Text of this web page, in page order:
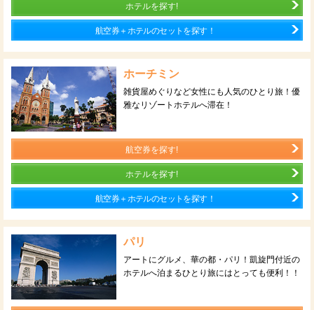
ホテルを探す!
航空券＋ホテルのセットを探す！
ホーチミン
雑貨屋めぐりなど女性にも人気のひとり旅！優
雅なリゾートホテルへ滞在！
航空券を探す!
ホテルを探す!
航空券＋ホテルのセットを探す！
パリ
アートにグルメ、華の都・パリ！凱旋門付近の
ホテルへ泊まるひとり旅にはとっても便利！！